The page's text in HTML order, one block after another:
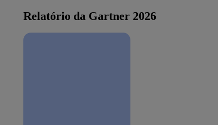
Relatório da Gartner 2026